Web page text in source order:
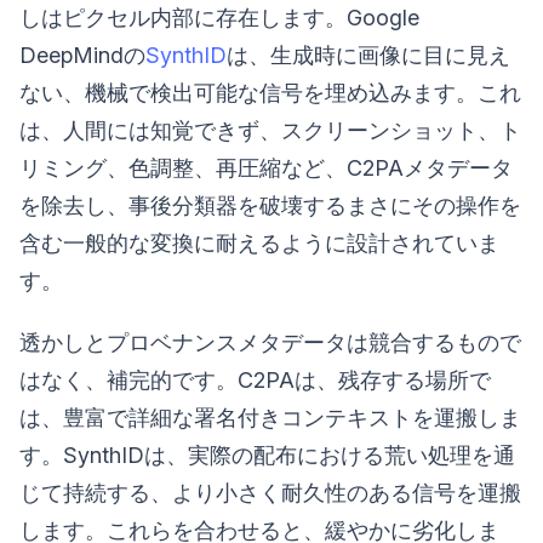
しはピクセル内部に存在します。Google
DeepMindのSynthIDは、生成時に画像に目に見え
ない、機械で検出可能な信号を埋め込みます。これ
は、人間には知覚できず、スクリーンショット、ト
リミング、色調整、再圧縮など、C2PAメタデータ
を除去し、事後分類器を破壊するまさにその操作を
含む一般的な変換に耐えるように設計されていま
す。
透かしとプロベナンスメタデータは競合するもので
はなく、補完的です。C2PAは、残存する場所で
は、豊富で詳細な署名付きコンテキストを運搬しま
す。SynthIDは、実際の配布における荒い処理を通
じて持続する、より小さく耐久性のある信号を運搬
します。これらを合わせると、緩やかに劣化しま